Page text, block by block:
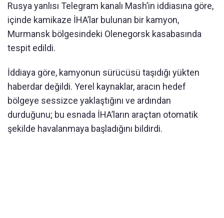
Rusya yanlısı Telegram kanalı Mash’in iddiasına göre,
içinde kamikaze İHA’lar bulunan bir kamyon,
Murmansk bölgesindeki Olenegorsk kasabasında
tespit edildi.
İddiaya göre, kamyonun sürücüsü taşıdığı yükten
haberdar değildi. Yerel kaynaklar, aracın hedef
bölgeye sessizce yaklaştığını ve ardından
durduğunu; bu esnada İHA’ların araçtan otomatik
şekilde havalanmaya başladığını bildirdi.